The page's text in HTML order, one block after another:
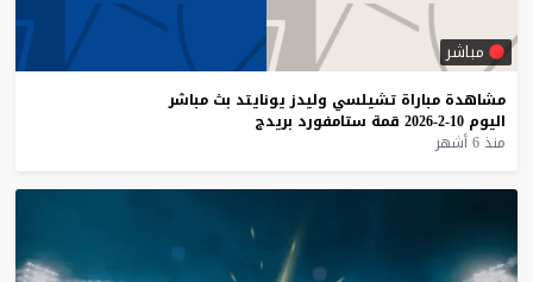
مباشر
مشاهدة مباراة تشيلسي وليدز يونايتد بث مباشر
اليوم 10-2-2026 قمة ستامفورد بريدج
منذ 6 أشهر